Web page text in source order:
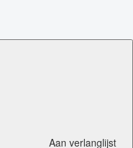
Aan verlanglijst